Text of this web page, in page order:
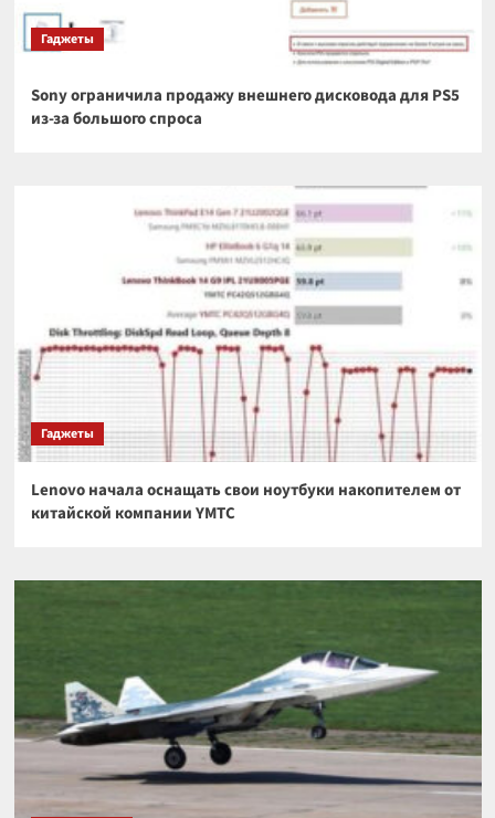
Гаджеты
Sony ограничила продажу внешнего дисковода для PS5
из-за большого спроса
Гаджеты
Lenovo начала оснащать свои ноутбуки накопителем от
китайской компании YMTC